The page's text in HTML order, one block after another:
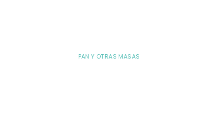
PAN Y OTRAS MASAS